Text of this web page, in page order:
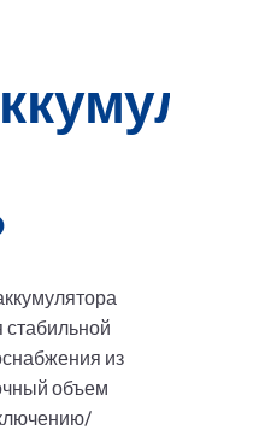
стабильной
из
объем